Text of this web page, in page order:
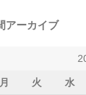
アーカイブ
火 水